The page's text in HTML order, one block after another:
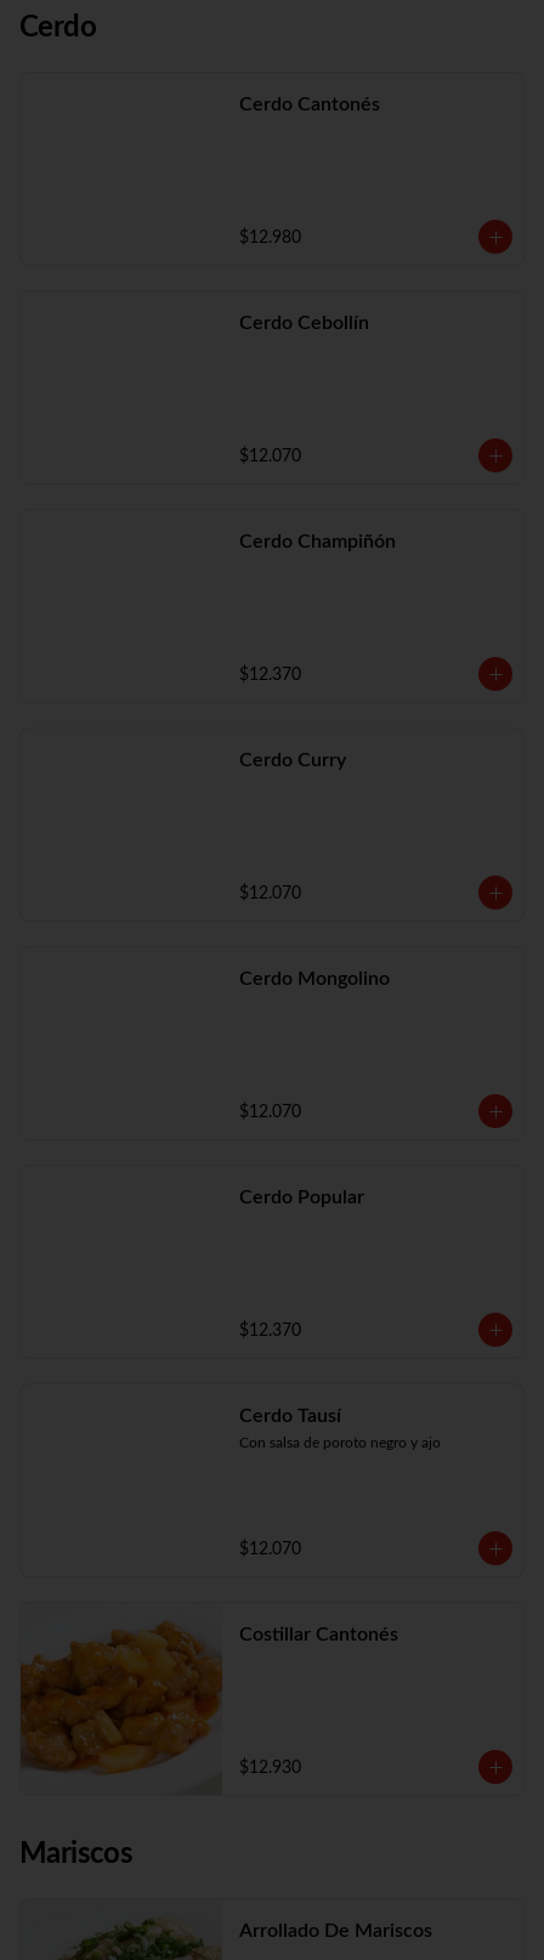
Cerdo
Cerdo Cantonés
$12.980
Cerdo Cebollín
$12.070
Cerdo Champiñón
$12.370
Cerdo Curry
$12.070
Cerdo Mongolino
$12.070
Cerdo Popular
$12.370
Cerdo Tausí
Con salsa de poroto negro y ajo
$12.070
Costillar Cantonés
$12.930
Mariscos
Arrollado De Mariscos